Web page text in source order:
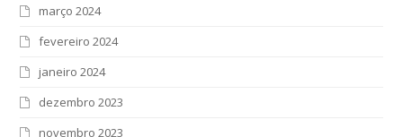
março 2024
fevereiro 2024
janeiro 2024
dezembro 2023
novembro 2023